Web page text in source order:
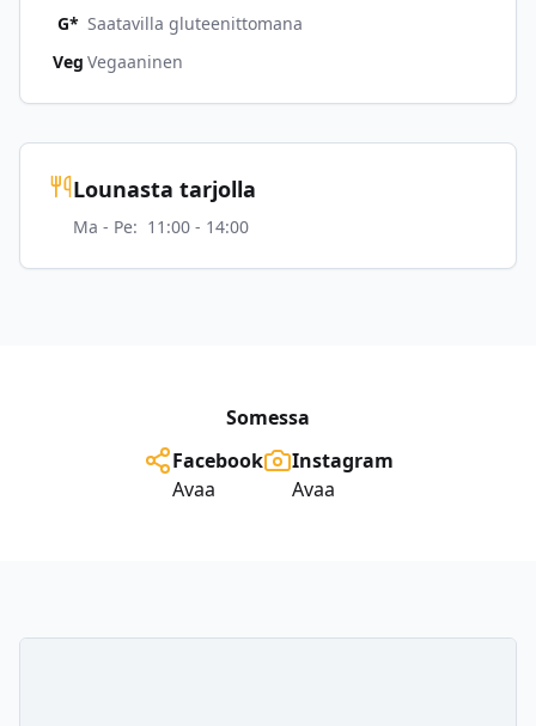
G* Saatavilla gluteenittomana
Veg Vegaaninen
Lounasta tarjolla
Ma - Pe: 11:00 - 14:00
Somessa
Facebook
Avaa
Instagram
Avaa